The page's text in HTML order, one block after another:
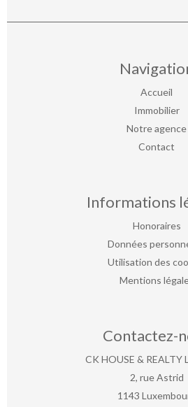
Accueil
Immobilier
Notre agence
Contact
Informations
Honoraires
Données
Utilisation des
Mentions
Contactez-
CK HOUSE & REALTY
2, rue Astrid
1143